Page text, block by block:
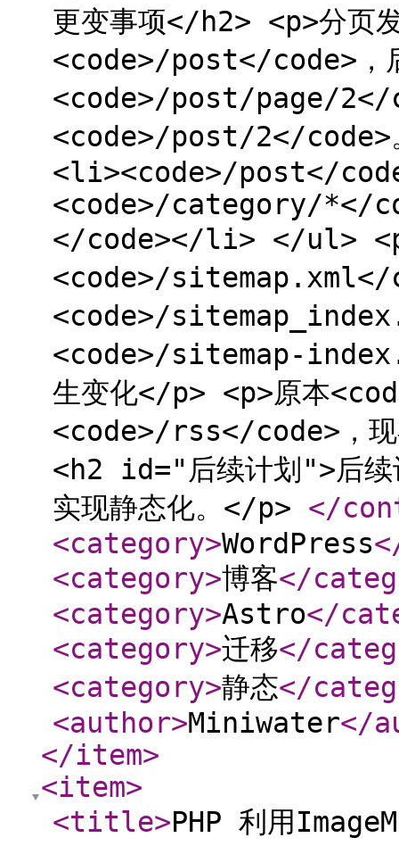
更变事项</h2> <p>分页
<code>/post</code>，
<code>/post/page/2</
<code>/post/2</code>
<li><code>/post</
<code>/category/*</
</code></li> </ul> <p>
<code>/sitemap.xml</
<code>/
<code>/sitemap-
生变化</p> <p>原本
<code>/rss</code>，
<h2 id="后续计划">后续
实现静态化。</p> </
<category>WordPress
<category>博客</
<category>Astro</
<category>迁移</
<category>静态</
<author>Miniwater</
</item>
<item>
<title>PHP 利用